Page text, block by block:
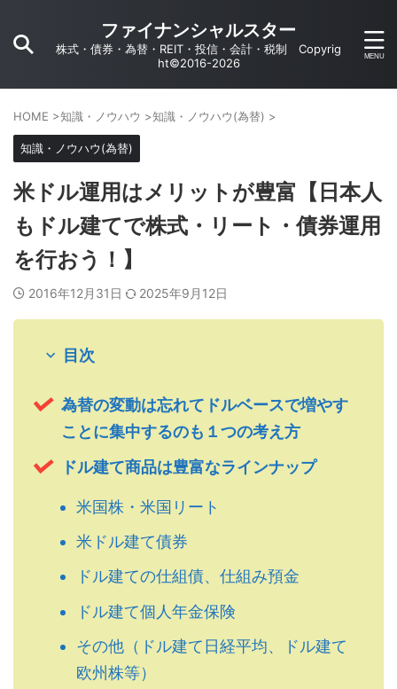
ファイナンシャルスター
株式・債券・為替・REIT・投信・会計・税制 Copyrig
ht©2016-2026
HOME >知識・ノウハウ >知識・ノウハウ(為替) >
知識・ノウハウ(為替)
米ドル運用はメリットが豊富【日本人
もドル建てで株式・リート・債券運用
を行おう！】
2016年12月31日 2025年9月12日
目次
為替の変動は忘れてドルベースで増やす
ことに集中するのも１つの考え方
ドル建て商品は豊富なラインナップ
米国株・米国リート
米ドル建て債券
ドル建ての仕組債、仕組み預金
ドル建て個人年金保険
その他（ドル建て日経平均、ドル建て
欧州株等）